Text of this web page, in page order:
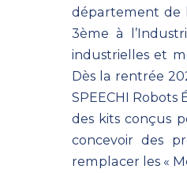
département de
3ème à
industrielles et
Dès la rentrée
SPEECHI Robots
des kits conçus
concevoir des
remplacer les «